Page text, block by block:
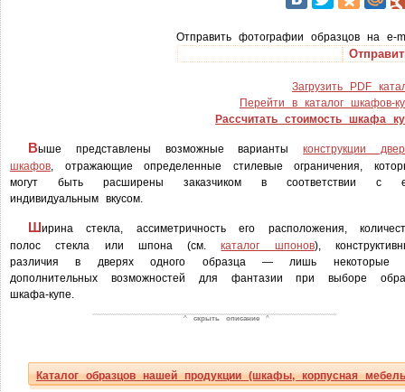
Отправить фотографии образцов на e-
Загрузить PDF
Перейти в каталог шкафов-
Рассчитать стоимость шкафа
Выше представлены возможные вариантыконструкции
шкафов , отражающие определенные стилевые ограничения,
могут быть расширены заказчиком в соответствии с
индивидуальным вкусом.
Ширина стекла, ассиметричность его расположения,
полос стекла или шпона (см.каталог шпонов),
различия в дверях одного образца — лишь некоторые
дополнительных возможностей для фантазии при выборе
шкафа-купе.
^скрыть описание^
Каталог образцов нашей продукции (шкафы, корпусная